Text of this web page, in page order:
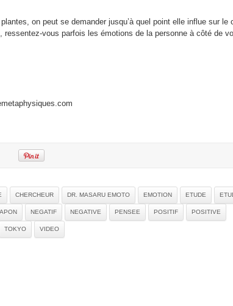
on peut se demander jusqu’à quel point elle influe sur le
ressentez-vous parfois les émotions de la personne à côté de
CHERCHEUR DR. MASARU EMOTO EMOTION ETUDE
NEGATIF NEGATIVE PENSEE POSITIF POSITIVE
TOKYO VIDEO